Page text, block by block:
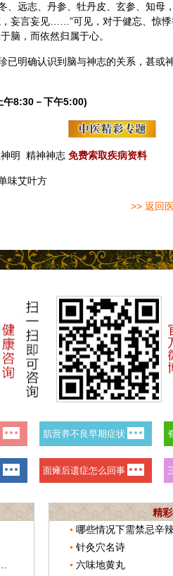
、远志、 丹参 牡丹皮 玄参 知母
，妄言妄见……”可见，对于健忘、惊
脑，而依然归属于心。
已明确认识到脑与神志的关系，甚或
午8:30－下午5:00)
明 精神神志 免费索取疾病资料
味艾叶方
>> 返回
精
哪些情况下需禁忌辛辣
针灸穴名诗
六味地黄丸